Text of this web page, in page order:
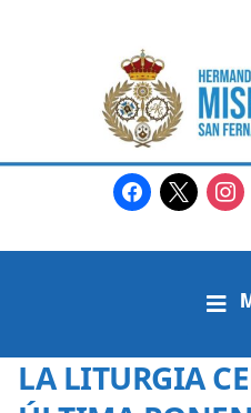
facebook
x
LA LITURGIA